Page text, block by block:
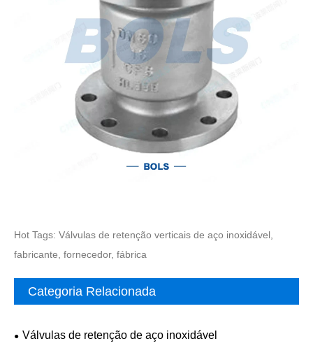
Hot Tags: Válvulas de retenção verticais de aço inoxidável,
fabricante, fornecedor, fábrica
Categoria Relacionada
Válvulas de retenção de aço inoxidável